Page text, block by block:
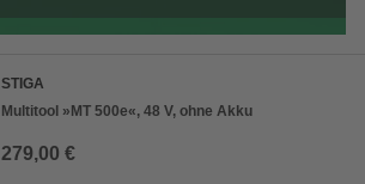
STIGA
Multitool »MT 500e«, 48 V, ohne Akku
279,00 €